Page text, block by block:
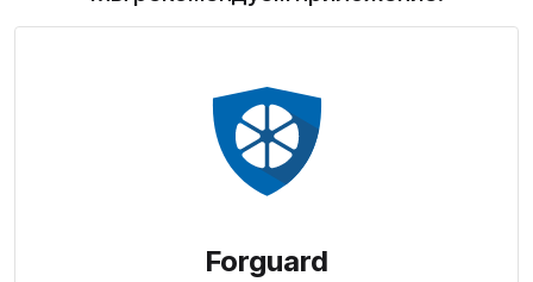
Forguard